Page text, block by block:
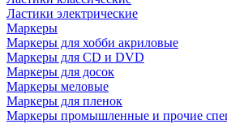
Ластики электрические
Маркеры
Маркеры для хобби акриловые
Маркеры для CD и DVD
Маркеры для досок
Маркеры меловые
Маркеры для пленок
Маркеры промышленные и прочие